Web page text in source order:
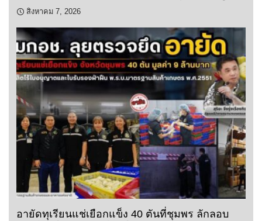
สิงหาคม 7, 2026
อายัดทุเรียนแช่เยือกแข็ง 40 ตันที่ชุมพร ลักลอบ